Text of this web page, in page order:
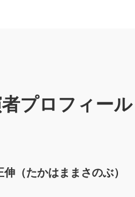
プロフィール
伸（たかはままさのぶ）